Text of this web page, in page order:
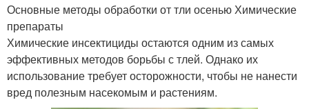
Основные методы обработки от тли осенью Химические
препараты
Химические инсектициды остаются одним из самых
эффективных методов борьбы с тлей. Однако их
использование требует осторожности, чтобы не нанести
вред полезным насекомым и растениям.